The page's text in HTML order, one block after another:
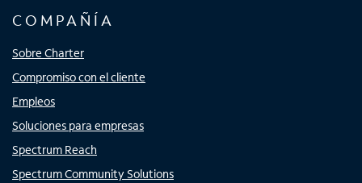
COMPAÑÍA
Sobre Charter
Compromiso con el cliente
Empleos
Soluciones para empresas
Spectrum Reach
Spectrum Community Solutions